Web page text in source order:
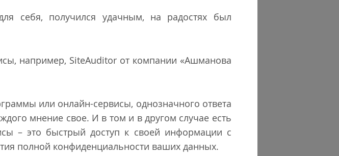
себя, получился удачным, на радостях был
например, SiteAuditor от компании «Ашманова
или онлайн-сервисы, однозначного ответа
мнение свое. И в том и в другом случае есть
– это быстрый доступ к своей информации с
полной конфиденциальности ваших данных.